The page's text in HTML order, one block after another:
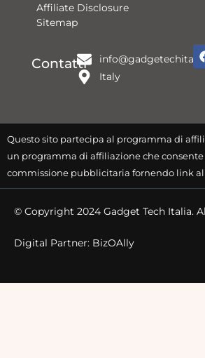
Affiliate Disclosure
Sitemap
Contatti
Italy
k
Questo sito partecipa al programma di
un programma di affiliazione che
commissione pubblicitaria fornendo link
© Copyright 2024 Gadget Tech Italia.
Digital Partner: BizOAlly